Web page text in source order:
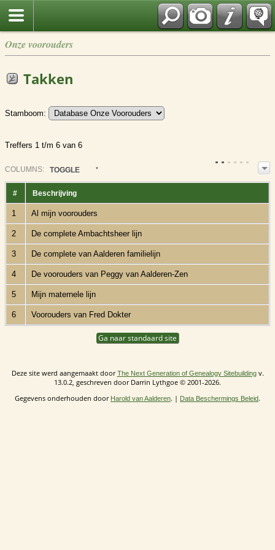
Onze voorouders
Takken
Stamboom:
Treffers 1 t/m 6 van 6
COLUMN S: TOGGLE
# Beschrijving
1 Al mijn voorouders
2 De complete Ambachtsheer lijn
3 De complete van Aalderen familielijn
4 De voorouders van Peggy van Aalderen-Zen
5 Mijn maternele lijn
6 Voorouders van Fred Dokter
Ga naar standaard site
Deze site werd aangemaakt doorThe Next Generation of Genealogy Sitebuildingv.
13.0.2, geschreven door Darrin Lythgoe © 2001-2026.
Gegevens onderhouden door Harold van Aalderen. | Data Beschermings Beleid.